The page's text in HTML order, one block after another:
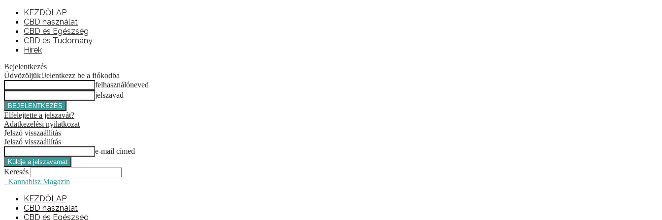
KEZDŐLAP
CBD használat
CBD és Egészség
CBD és Tudomány
Hírek
Bejelentkezés
Üdvözöljük!Jelentkezz be a fiókodba
felhasználóneved
jelszavad
Elfelejtette a jelszavát?
Adatkezelési nyilatkozat
Jelszó visszaállítás
Jelszó visszaállítás
e-mail címed
Keresés
Kannabisz Magazin
KEZDŐLAP
CBD használat
CBD és Egészség